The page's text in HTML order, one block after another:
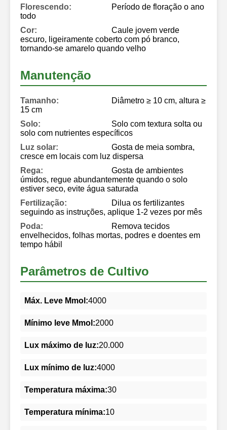
Florescendo:
Período de floração o ano
todo
Cor:
Caule jovem verde
escuro, ligeiramente coberto com pó branco,
tornando-se amarelo quando velho
Manutenção
Tamanho:
Diâmetro ≥ 10 cm, altura ≥
15 cm
Solo:
Solo com textura solta ou
solo com nutrientes específicos
Luz solar:
Gosta de meia sombra,
cresce em locais com luz dispersa
Rega:
Gosta de ambientes
úmidos, regue abundantemente quando o solo
estiver seco, evite água saturada
Fertilização:
Dilua os fertilizantes
seguindo as instruções, aplique 1-2 vezes por mês
Poda:
Remova tecidos
envelhecidos, folhas mortas, podres e doentes em
tempo hábil
Parâmetros de Cultivo
Máx. Leve Mmol:4000
Mínimo leve Mmol:2000
Lux máximo de luz:20.000
Lux mínimo de luz:4000
Temperatura máxima:30
Temperatura mínima:10